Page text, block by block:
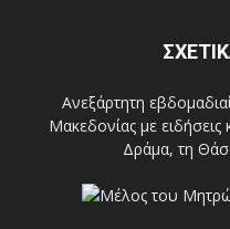
Ανεξάρτητη
Μακεδονίας με
Δράμα, τη